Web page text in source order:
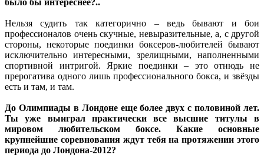
Нельзя судить так категорично – ведь бывают и бои
профессионалов очень скучные, невыразительные, а, с другой
стороны, некоторые поединки боксеров-любителей бывают
исключительно интересными, зрелищными, наполненными
спортивной интригой. Яркие поединки – это отнюдь не
прерогатива одного лишь профессионального бокса, и звёзды
есть и там, и там.
До Олимпиады в Лондоне еще более двух с половиной лет.
Ты уже выиграл практически все высшие титулы в
мировом любительском боксе. Какие основные
крупнейшие соревнования ждут тебя на протяжении этого
периода до Лондона-2012?